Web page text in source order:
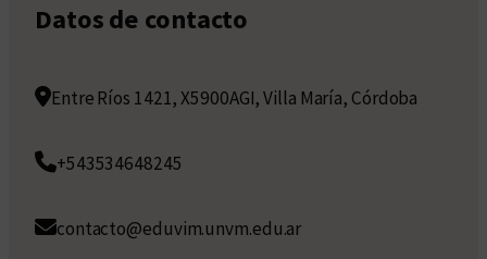
Datos de contacto
Entre Ríos 1421, X5900AGI, Villa María, Córdoba
+543534648245
contacto@eduvim.unvm.edu.ar